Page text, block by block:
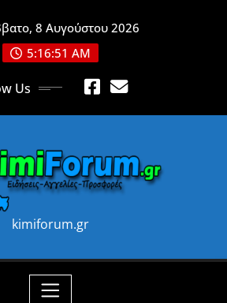
8 Αυγούστου 2026
5:16:53 AM
Us
kimiforum.gr